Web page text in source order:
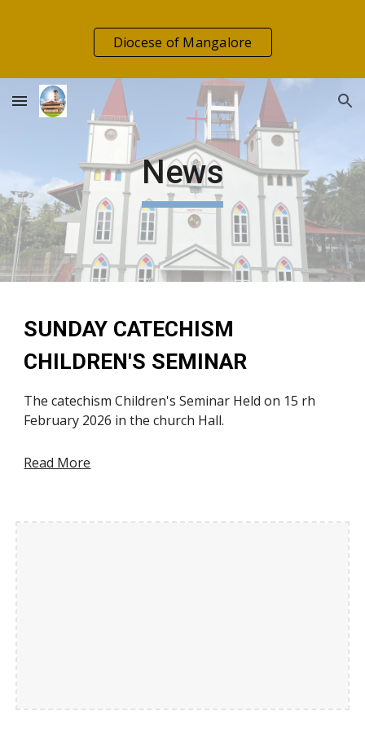
Skip to main content Skip to navigation
Diocese of Mangalore
News
SUNDAY CATECHISM
CHILDREN'S SEMINAR
The catechism Children's Seminar Held on 15 rh
February 2026 in the church Hall.
Read More